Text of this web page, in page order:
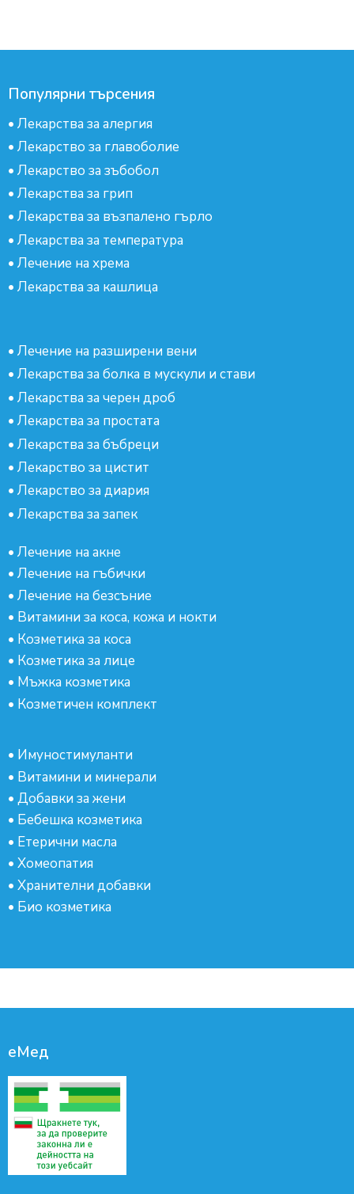
Популярни търсения
• Лекарства за алергия
• Лекарство за главоболие
• Лекарство за зъбобол
• Лекарства за грип
• Лекарства за възпалено гърло
• Лекарства за температура
• Лечение на хрема
• Лекарства за кашлица
• Лечение на разширени вени
• Лекарства за болка в мускули и стави
• Лекарства за черен дроб
• Лекарства за простата
• Лекарства за бъбреци
• Лекарство за цистит
• Лекарство за диария
• Лекарства за запек
• Лечение на акне
• Лечение на гъбички
• Лечение на безсъние
• Витамини за коса, кожа и нокти
• Козметика за коса
• Козметика за лице
• Мъжка козметика
• Козметичен комплект
• Имуностимуланти
• Витамини и минерали
• Добавки за жени
• Бебешка козметика
• Етерични масла
• Хомеопатия
• Хранителни добавки
• Био козметика
еМед